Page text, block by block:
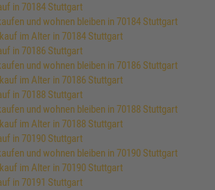
in 70184 Stuttgart
und wohnen bleiben in 70184 Stuttgart
im Alter in 70184 Stuttgart
in 70186 Stuttgart
und wohnen bleiben in 70186 Stuttgart
im Alter in 70186 Stuttgart
in 70188 Stuttgart
und wohnen bleiben in 70188 Stuttgart
im Alter in 70188 Stuttgart
in 70190 Stuttgart
und wohnen bleiben in 70190 Stuttgart
im Alter in 70190 Stuttgart
in 70191 Stuttgart